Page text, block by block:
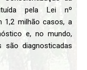
pelaLei nº
1,2 milhão casos, a
e, no mundo,
diagnosticadas